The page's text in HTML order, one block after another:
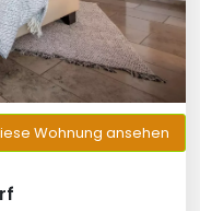
Wohnung ansehen